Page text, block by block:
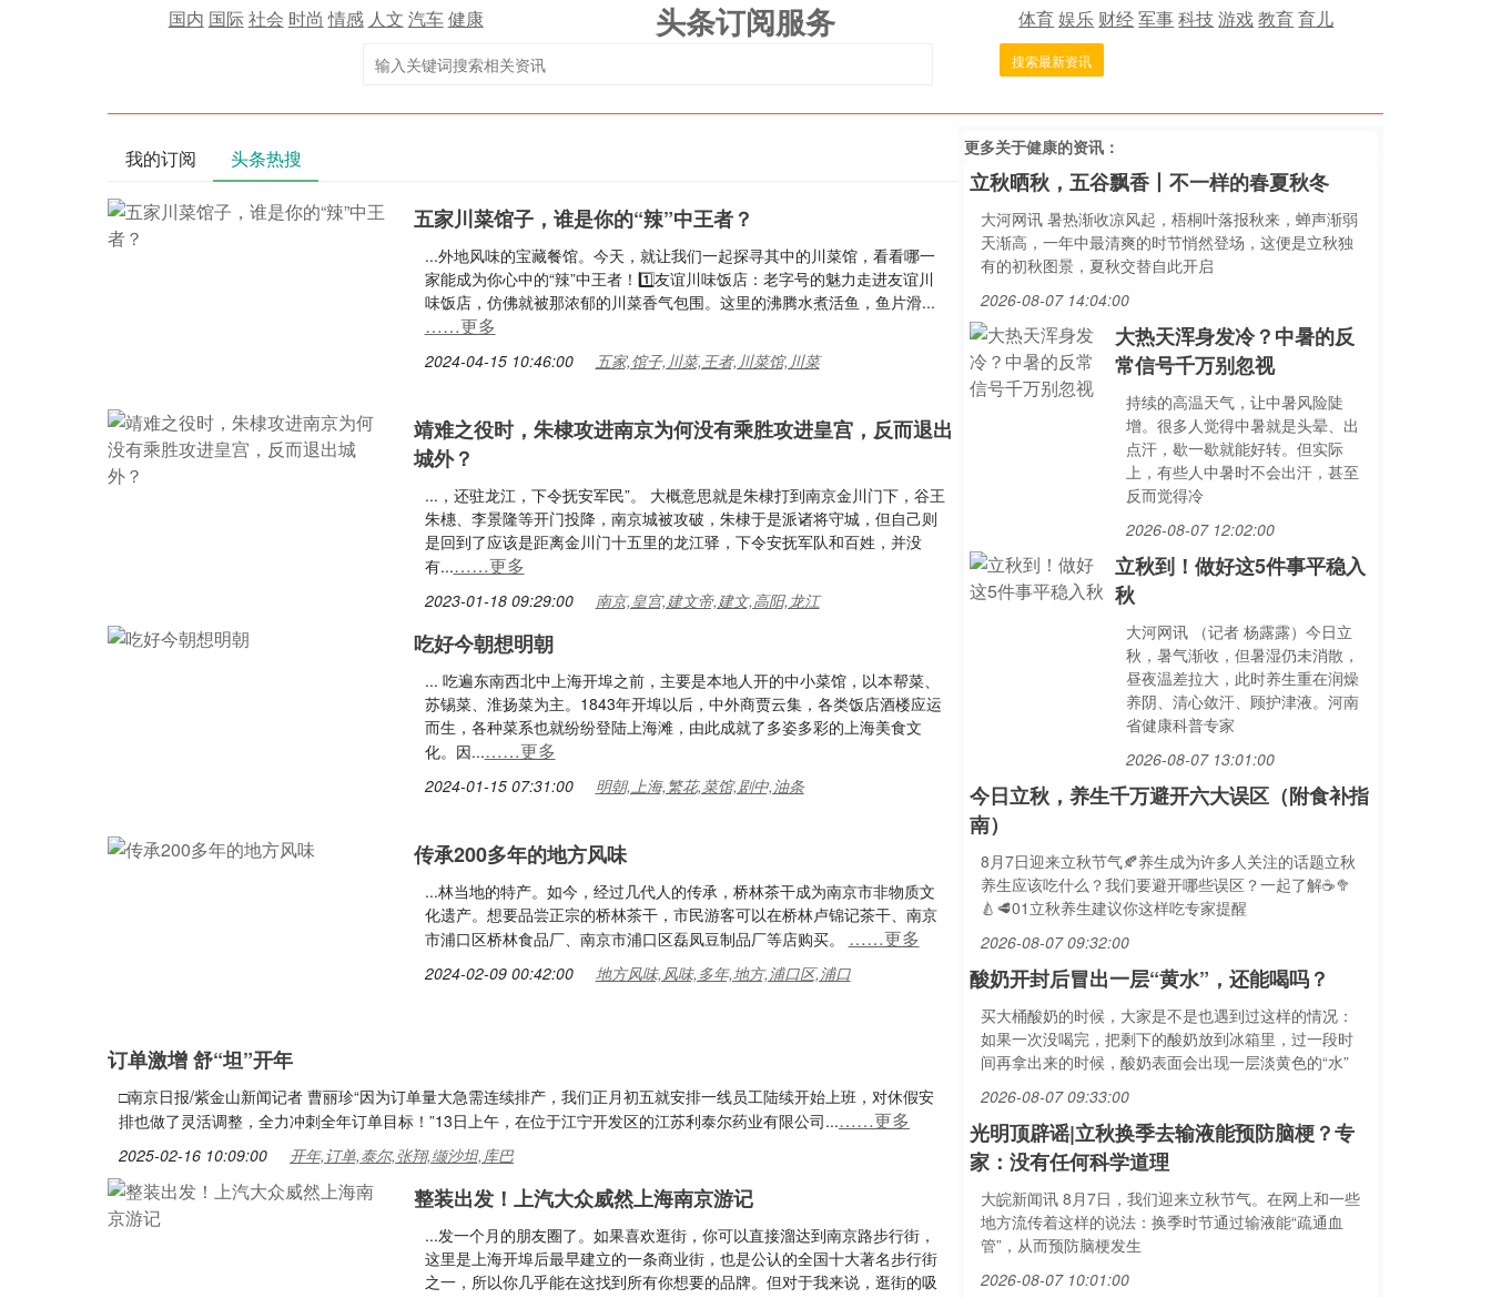
国内 国际社会 时尚 情感 人文 汽车健康 头条订阅服务 体育娱乐 财经军事科技游戏教育育儿
搜索最新资讯
我的订阅 头条热搜
五家川菜馆子，谁是你的“辣”中王者？
...外地风味的宝藏餐馆。今天，就让我们一起探寻其中的川菜馆，看看哪一
家能成为你心中的“辣”中王者！1️⃣友谊川味饭店：老字号的魅力走进友谊川
味饭店，仿佛就被那浓郁的川菜香气包围。这里的沸腾水煮活鱼，鱼片滑...
……更多
2024-04-15 10:46:00 五家,馆子,川菜,王者,川菜馆,川菜
靖难之役时，朱棣攻进南京为何没有乘胜攻进皇宫，反而退出
城外？
...，还驻龙江，下令抚安军民”。 大概意思就是朱棣打到南京金川门下，谷王
朱橞、李景隆等开门投降，南京城被攻破，朱棣于是派诸将守城，但自己则
是回到了应该是距离金川门十五里的龙江驿，下令安抚军队和百姓，并没
有...……更多
2023-01-18 09:29:00 南京,皇宫,建文帝,建文,高阳,龙江
吃好今朝想明朝
... 吃遍东南西北中上海开埠之前，主要是本地人开的中小菜馆，以本帮菜、
苏锡菜、淮扬菜为主。1843年开埠以后，中外商贾云集，各类饭店酒楼应运
而生，各种菜系也就纷纷登陆上海滩，由此成就了多姿多彩的上海美食文
化。因...……更多
2024-01-15 07:31:00 明朝,上海,繁花,菜馆,剧中,油条
传承200多年的地方风味
...林当地的特产。如今，经过几代人的传承，桥林茶干成为南京市非物质文
化遗产。想要品尝正宗的桥林茶干，市民游客可以在桥林卢锦记茶干、南京
市浦口区桥林食品厂、南京市浦口区磊凤豆制品厂等店购买。 ……更多
2024-02-09 00:42:00 地方风味,风味,多年,地方,浦口区,浦口
订单激增 舒“坦”开年
□南京日报/紫金山新闻记者 曹丽珍“因为订单量大急需连续排产，我们正月初五就安排一线员工陆续开始上班，对休假安
排也做了灵活调整，全力冲刺全年订单目标！”13日上午，在位于江宁开发区的江苏利泰尔药业有限公司...……更多
2025-02-16 10:09:00 开年,订单,泰尔,张翔,缬沙坦,库巴
整装出发！上汽大众威然上海南京游记
...发一个月的朋友圈了。如果喜欢逛街，你可以直接溜达到南京路步行街，
这里是上海开埠后最早建立的一条商业街，也是公认的全国十大著名步行街
之一，所以你几乎能在这找到所有你想要的品牌。但对于我来说，逛街的吸
更多关于健康的资讯：
立秋晒秋，五谷飘香丨不一样的春夏秋冬
大河网讯 暑热渐收凉风起，梧桐叶落报秋来，蝉声渐弱
天渐高，一年中最清爽的时节悄然登场，这便是立秋独
有的初秋图景，夏秋交替自此开启
2026-08-07 14:04:00
大热天浑身发冷？中暑的反
常信号千万别忽视
持续的高温天气，让中暑风险陡
增。很多人觉得中暑就是头晕、出
点汗，歇一歇就能好转。但实际
上，有些人中暑时不会出汗，甚至
反而觉得冷
2026-08-07 12:02:00
立秋到！做好这5件事平稳入
秋
大河网讯 （记者 杨露露）今日立
秋，暑气渐收，但暑湿仍未消散，
昼夜温差拉大，此时养生重在润燥
养阴、清心敛汗、顾护津液。河南
省健康科普专家
2026-08-07 13:01:00
今日立秋，养生千万避开六大误区（附食补指
南）
8月7日迎来立秋节气🍂养生成为许多人关注的话题立秋
养生应该吃什么？我们要避开哪些误区？一起了解☕️🥦
🍐🥩01立秋养生建议你这样吃专家提醒
2026-08-07 09:32:00
酸奶开封后冒出一层“黄水”，还能喝吗？
买大桶酸奶的时候，大家是不是也遇到过这样的情况：
如果一次没喝完，把剩下的酸奶放到冰箱里，过一段时
间再拿出来的时候，酸奶表面会出现一层淡黄色的“水”
2026-08-07 09:33:00
光明顶辟谣|立秋换季去输液能预防脑梗？专
家：没有任何科学道理
大皖新闻讯 8月7日，我们迎来立秋节气。在网上和一些
地方流传着这样的说法：换季时节通过输液能“疏通血
管”，从而预防脑梗发生
2026-08-07 10:01:00